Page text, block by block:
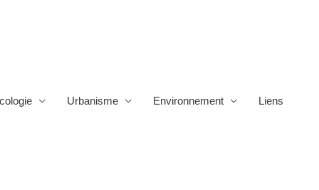
Urbanisme Environnement Liens